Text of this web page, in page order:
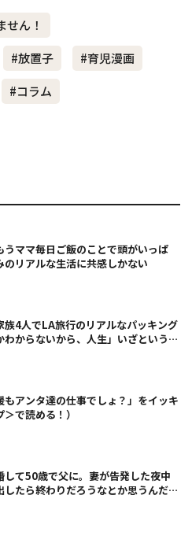
せん！
#放置子
#育児漫画
#コラム
うママ毎日ご飯のことで頭がいっぱ
のリアルな生活に共感しかない
族4人でLA旅行のリアルなパッキング
わからないから、人生」いざというと
もアンタ達の仕事でしょ？」をイッキ
で読める！）
して50歳で父に。妻が告発した夜中
したら終わりだろうなとか思うんだけ